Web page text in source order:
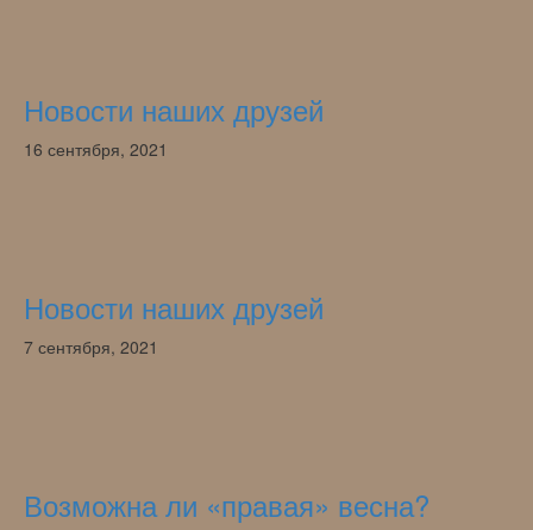
Новости наших друзей
16 сентября, 2021
Новости наших друзей
7 сентября, 2021
Возможна ли «правая» весна?